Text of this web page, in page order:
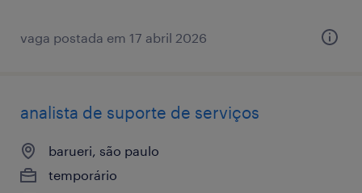
vaga postada em 17 abril 2026
analista de suporte de serviços
barueri, são paulo
temporário